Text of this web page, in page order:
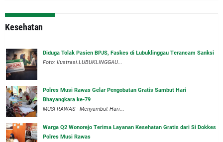
Kesehatan
Diduga Tolak Pasien BPJS, Faskes di Lubuklinggau Terancam Sanksi
Foto: Ilustrasi.LUBUKLINGGAU...
Polres Musi Rawas Gelar Pengobatan Gratis Sambut Hari
Bhayangkara ke-79
MUSI RAWAS - Menyambut Hari...
Warga Q2 Wonorejo Terima Layanan Kesehatan Gratis dari Si Dokkes
Polres Musi Rawas